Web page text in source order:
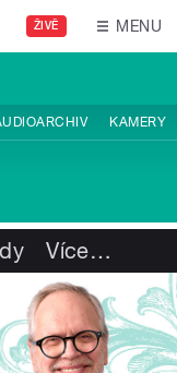
ŽIVĚ MENU
KAMERY
Více…